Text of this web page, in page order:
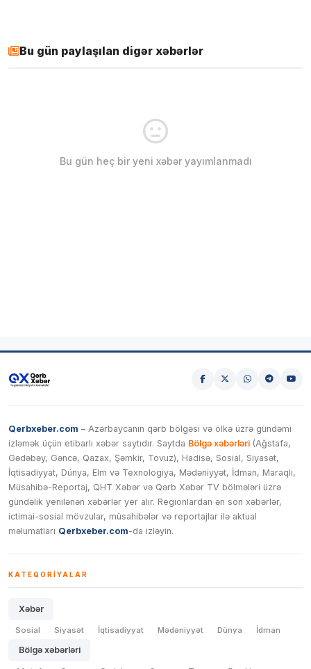
Bu gün paylaşılan digər xəbərlər
Bu gün heç bir yeni xəbər yayımlanmadı
Qerbxeber.com – Azərbaycanın qərb bölgəsi və ölkə üzrə gündəmi
izləmək üçün etibarlı xəbər saytıdır. Saytda Bölgə xəbərləri (Ağstafa,
Gədəbəy, Gəncə, Qazax, Şəmkir, Tovuz), Hadisə, Sosial, Siyasət,
İqtisadiyyat, Dünya, Elm və Texnologiya, Mədəniyyət, İdman, Maraqlı,
Müsahibə-Reportaj, QHT Xəbər və Qərb Xəbər TV bölmələri üzrə
gündəlik yenilənən xəbərlər yer alır. Regionlardan ən son xəbərlər,
ictimai-sosial mövzular, müsahibələr və reportajlar ilə aktual
məlumatları Qerbxeber.com-da izləyin.
KATEQORIYALAR
Xəbər
Sosial Siyasət İqtisadiyyat Mədəniyyət Dünya İdman
Bölgə xəbərləri